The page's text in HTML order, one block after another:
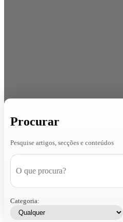
Procurar
Pesquise artigos, secções e conteúdos
Categoria: